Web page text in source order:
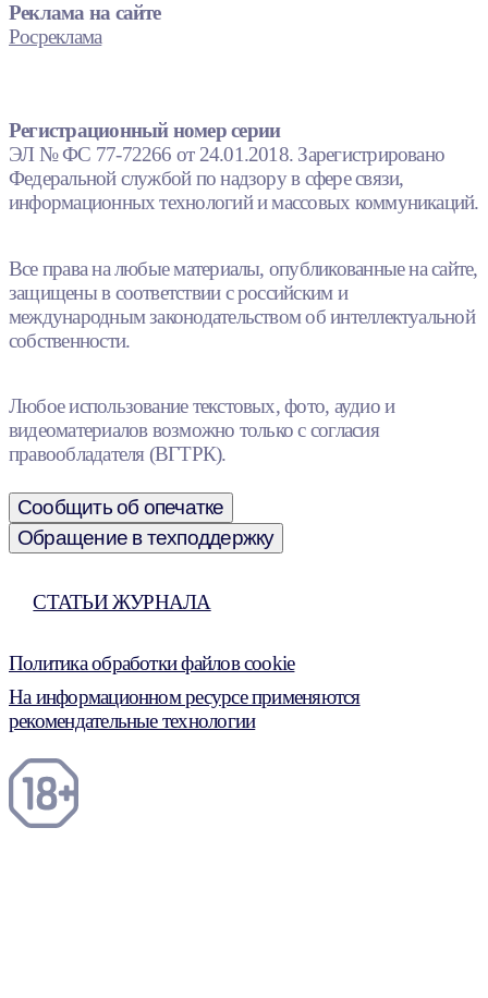
Реклама на сайте
Росреклама
Регистрационный номер серии
ЭЛ № ФС 77-72266 от 24.01.2018. Зарегистрировано
Федеральной службой по надзору в сфере связи,
информационных технологий и массовых коммуникаций.
Все права на любые материалы, опубликованные на сайте,
защищены в соответствии с российским и
международным законодательством об интеллектуальной
собственности.
Любое использование текстовых, фото, аудио и
видеоматериалов возможно только с согласия
правообладателя (ВГТРК).
Сообщить об опечатке
Обращение в техподдержку
СТАТЬИ ЖУРНАЛА
Политика обработки файлов cookie
На информационном ресурсе применяются
рекомендательные технологии